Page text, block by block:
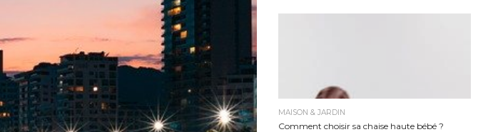
MAISON & JARDIN
Comment choisir sa chaise haute bébé ?